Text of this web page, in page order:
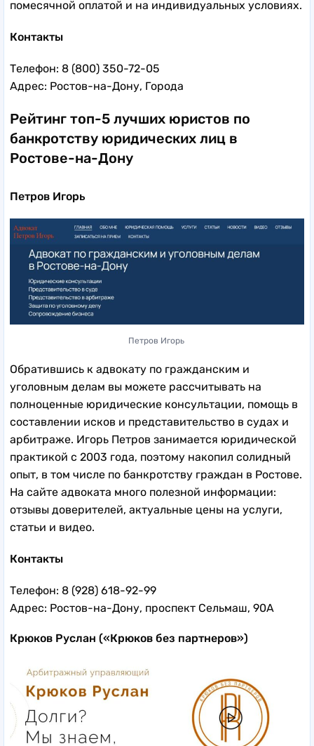
помесячной оплатой и на индивидуальных условиях.
Контакты
Телефон: 8 (800) 350-72-05
Адрес: Ростов-на-Дону, Города
Рейтинг топ-5 лучших юристов по
банкротству юридических лиц в
Ростове-на-Дону
Петров Игорь
Петров Игорь
Обратившись к адвокату по гражданским и
уголовным делам вы можете рассчитывать на
полноценные юридические консультации, помощь в
составлении исков и представительство в судах и
арбитраже. Игорь Петров занимается юридической
практикой с 2003 года, поэтому накопил солидный
опыт, в том числе по банкротству граждан в Ростове.
На сайте адвоката много полезной информации:
отзывы доверителей, актуальные цены на услуги,
статьи и видео.
Контакты
Телефон: 8 (928) 618-92-99
Адрес: Ростов-на-Дону, проспект Сельмаш, 90А
Крюков Руслан («Крюков без партнеров»)